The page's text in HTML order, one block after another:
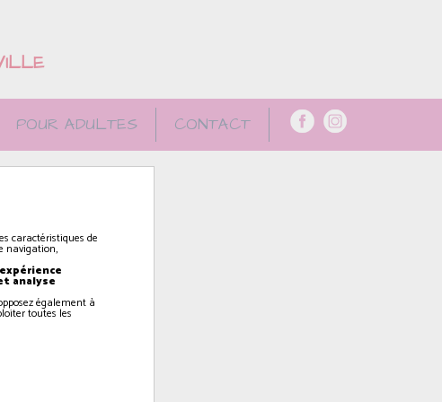
POUR ADULTES CONTACT
caractéristiques de
navigation,
analyse
également à
toutes les